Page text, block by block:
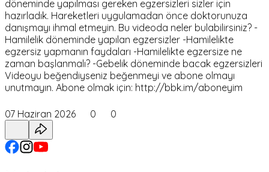
döneminde yapılması gereken egzersizleri sizler için
hazırladık. Hareketleri uygulamadan önce doktorunuza
danışmayı ihmal etmeyin. Bu videoda neler bulabilirsiniz? -
Hamilelik döneminde yapılan egzersizler -Hamilelikte
egzersiz yapmanın faydaları -Hamilelikte egzersize ne
zaman başlanmalı? -Gebelik döneminde bacak egzersizleri
Videoyu beğendiyseniz beğenmeyi ve abone olmayı
unutmayın. Abone olmak için: http://bbk.im/aboneyim
07 Haziran 2026 0 0